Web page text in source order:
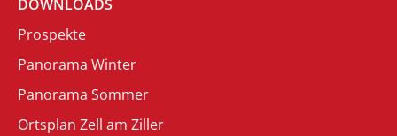
DOWNLOADS
Prospekte
Panorama Winter
Panorama Sommer
Ortsplan Zell am Ziller